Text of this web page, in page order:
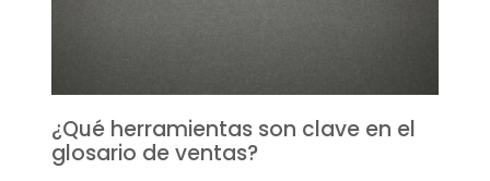
¿Qué herramientas son clave en el
glosario de ventas?